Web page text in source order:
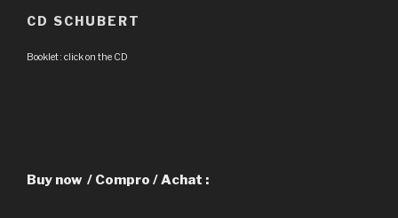
CD SCHUBERT
Booklet : click on the CD
Buy now / Compro / Achat :